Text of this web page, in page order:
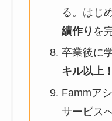
る。はじ
績作り を
卒業後に
キル以上！
Fammア
サービス